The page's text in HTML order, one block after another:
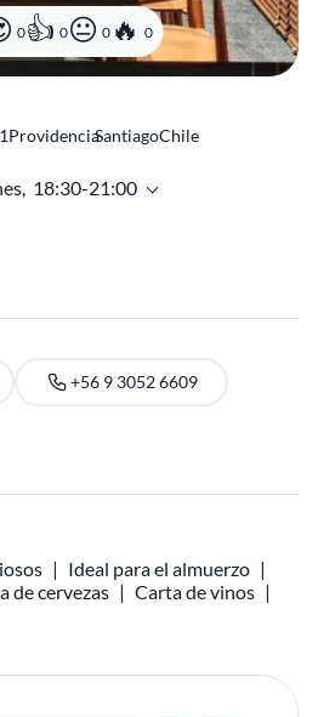
0 0 0 0
ProvidenciaSantiagoChile
18:30-21:00
+56 9 3052 6609
Ideal para el almuerzo
de cervezas
Carta de vinos